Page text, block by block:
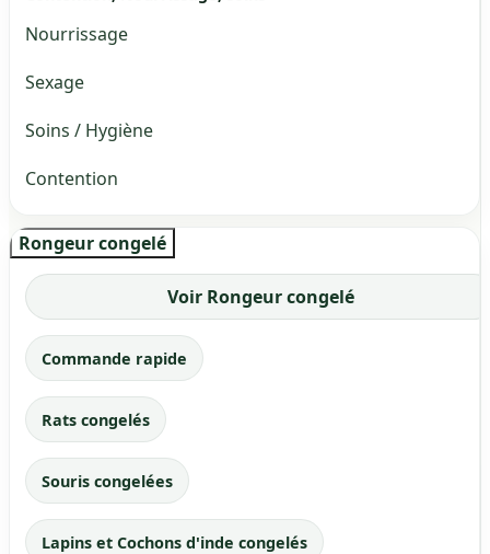
Nourrissage
Sexage
Soins / Hygiène
Contention
Rongeur congelé
Voir Rongeur congelé
Commande rapide
Rats congelés
Souris congelées
Lapins et Cochons d'inde congelés